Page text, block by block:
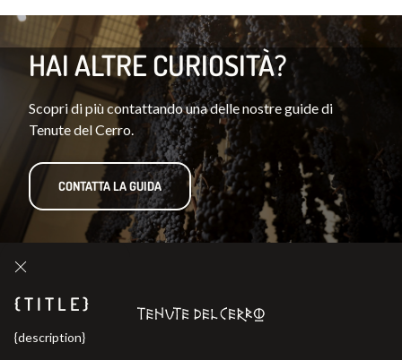
HAI ALTRE CURIOSITÀ?
Scopri di più contattando una delle nostre guide di
Tenute del Cerro.
CONTATTA LA GUIDA
{TITLE}
{description}